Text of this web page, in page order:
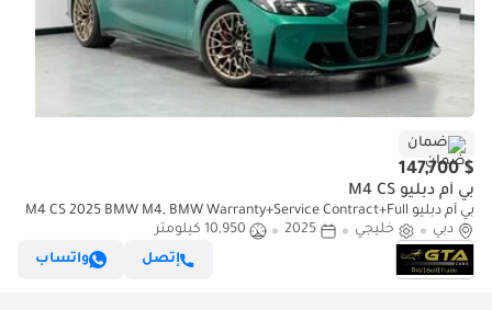
ضمان
$ 147,700
بي أم دبليو M4 CS
بي أم دبليو M4 CS 2025 BMW M4, BMW Warranty+Service Contract+Full
Service History, GCC Specs
دبي خليجي 2025
10,950 كيلومتر
إتصل
واتساب